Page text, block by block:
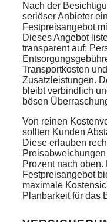
Nach der
seriöser Anbieter
Festpreisangebot
Dieses Angebot
transparent auf:
Transportkosten
Zusatzleistungen.
bleibt verbindlich
bösen
Von reinen
sollten Kunden
Diese erlauben
Prozent nach oben.
Festpreisangebot
maximale
Planbarkeit für das